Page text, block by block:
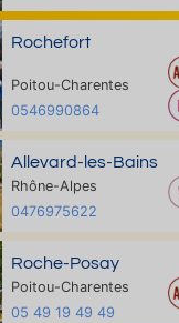
Rochefort
Poitou-Charentes
0546990864
Allevard-les-Bains
Rhône-Alpes
0476975622
Roche-Posay
Poitou-Charentes
05 49 19 49 49